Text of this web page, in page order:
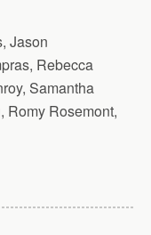
Jason
Rebecca
Samantha
Romy Rosemont,